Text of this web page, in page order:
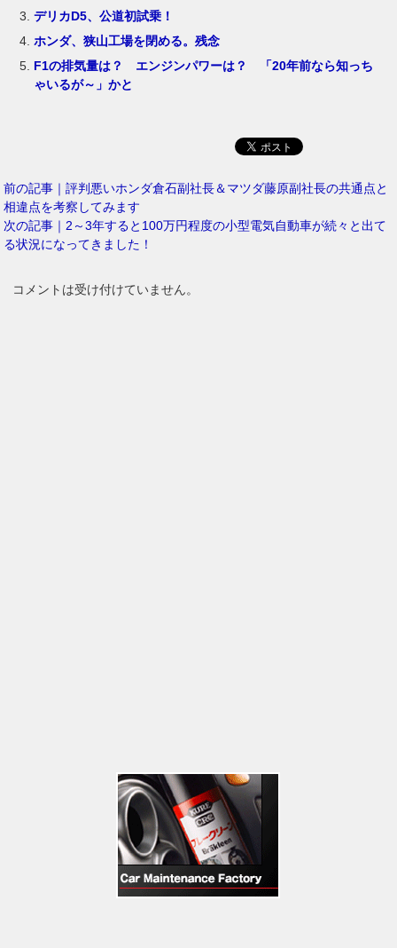
デリカD5、公道初試乗！
ホンダ、狭山工場を閉める。残念
F1の排気量は？ エンジンパワーは？ 「20年前なら知っち
ゃいるが～」かと
前の記事｜評判悪いホンダ倉石副社長＆マツダ藤原副社長の共通点と
相違点を考察してみます
次の記事｜2～3年すると100万円程度の小型電気自動車が続々と出て
る状況になってきました！
コメントは受け付けていません。